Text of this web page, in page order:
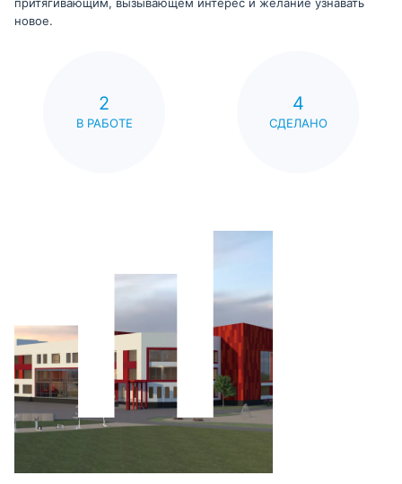
притягивающим, вызывающем интерес и желание узнавать
новое.
2
В РАБОТЕ
4
СДЕЛАНО